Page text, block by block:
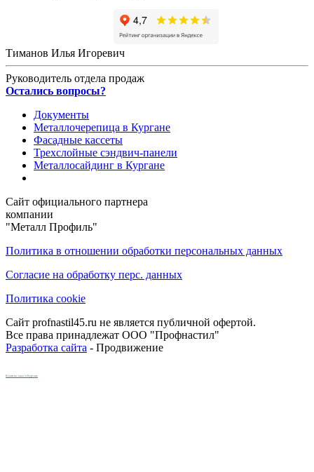
Тиманов Илья Игоревич
Руководитель отдела продаж
Остались вопросы?
Документы
Металлочерепица в Кургане
Фасадные кассеты
Трехслойные сэндвич-панели
Металлосайдинг в Кургане
Сайт официального партнера
компании
"Металл Профиль"
Политика в отношении обработки персональных данных
Согласие на обработку перс. данных
Политика cookie
Сайт profnastil45.ru не является публичной офертой.
Все права принадлежат ООО "Профнастил"
Разработка сайта - Продвижение
Кухни на заказ в Кургане